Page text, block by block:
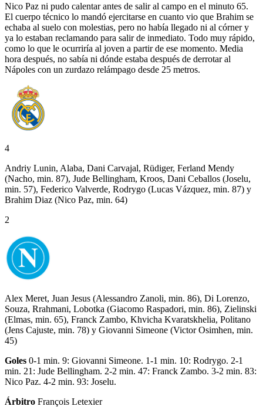
Nico Paz ni pudo calentar antes de salir al campo en el minuto 65.
El cuerpo técnico lo mandó ejercitarse en cuanto vio que Brahim se
echaba al suelo con molestias, pero no había llegado ni al córner y
ya lo estaban reclamando para salir de inmediato. Todo muy rápido,
como lo que le ocurriría al joven a partir de ese momento. Media
hora después, no sabía ni dónde estaba después de derrotar al
Nápoles con un zurdazo relámpago desde 25 metros.
4
Andriy Lunin, Alaba, Dani Carvajal, Rüdiger, Ferland Mendy
(Nacho, min. 87), Jude Bellingham, Kroos, Dani Ceballos (Joselu,
min. 57), Federico Valverde, Rodrygo (Lucas Vázquez, min. 87) y
Brahim Diaz (Nico Paz, min. 64)
2
Alex Meret, Juan Jesus (Alessandro Zanoli, min. 86), Di Lorenzo,
Souza, Rrahmani, Lobotka (Giacomo Raspadori, min. 86), Zielinski
(Elmas, min. 65), Franck Zambo, Khvicha Kvaratskhelia, Politano
(Jens Cajuste, min. 78) y Giovanni Simeone (Victor Osimhen, min.
45)
Goles 0-1 min. 9: Giovanni Simeone. 1-1 min. 10: Rodrygo. 2-1
min. 21: Jude Bellingham. 2-2 min. 47: Franck Zambo. 3-2 min. 83:
Nico Paz. 4-2 min. 93: Joselu.
Árbitro François Letexier